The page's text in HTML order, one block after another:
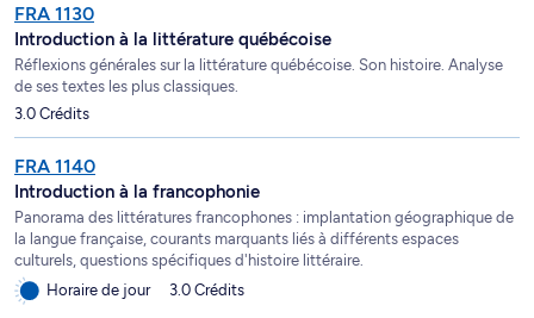
FRA 1130
Introduction à la littérature québécoise
Réflexions générales sur la littérature québécoise. Son histoire. Analyse
de ses textes les plus classiques.
3.0 Crédits
FRA 1140
Introduction à la francophonie
Panorama des littératures francophones : implantation géographique de
la langue française, courants marquants liés à différents espaces
culturels, questions spécifiques d'histoire littéraire.
Horaire de jour
3.0 Crédits